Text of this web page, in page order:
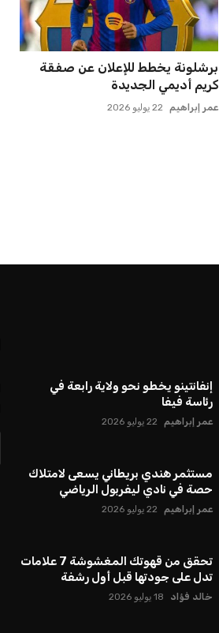
حسام حسن يتولى قيادة الفراعنة في
أول مواجهة رسمية بعد ك...
عمر إبراهيم 21 يوليو 2026
إنفانتينو يخطو نحو ولاية رابعة في
رئاسة فيفا
عمر إبراهيم 22 يوليو 2026
مستثمر هندي بريطاني يسعى لامتلاك
حصة في نادي ليفربول الرياضي
عمر إبراهيم 22 يوليو 2026
تحقق من قهوتك المغشوشة 7 علامات
تدل على جودتها قبل أول رشفة
خالد فؤاد 18 يوليو 2026